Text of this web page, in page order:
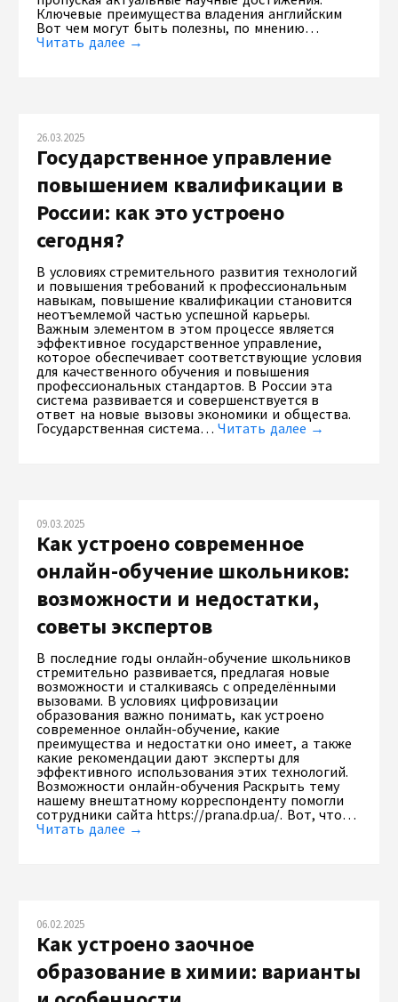
Ключевые преимущества владения английским
Вот чем могут быть полезны, по мнению…
Читать далее →
26.03.2025
Государственное управление
повышением квалификации в
России: как это устроено
сегодня?
В условиях стремительного развития технологий
и повышения требований к профессиональным
навыкам, повышение квалификации становится
неотъемлемой частью успешной карьеры.
Важным элементом в этом процессе является
эффективное государственное управление,
которое обеспечивает соответствующие условия
для качественного обучения и повышения
профессиональных стандартов. В России эта
система развивается и совершенствуется в
ответ на новые вызовы экономики и общества.
Государственная система…Читать далее →
09.03.2025
Как устроено современное
онлайн-обучение школьников:
возможности и недостатки,
советы экспертов
В последние годы онлайн-обучение школьников
стремительно развивается, предлагая новые
возможности и сталкиваясь с определёнными
вызовами. В условиях цифровизации
образования важно понимать, как устроено
современное онлайн-обучение, какие
преимущества и недостатки оно имеет, а также
какие рекомендации дают эксперты для
эффективного использования этих технологий.
Возможности онлайн-обучения Раскрыть тему
нашему внештатному корреспонденту помогли
сотрудники сайта https://prana.dp.ua/. Вот, что…
Читать далее →
06.02.2025
Как устроено заочное
образование в химии: варианты